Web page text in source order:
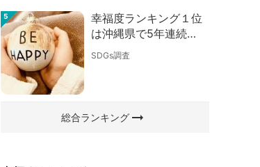
5
幸福度ランキング１位
は沖縄県で5年連続！
佐賀、愛知が順位上昇
【幸福度調査2026】
SDGs調査
総合ランキングarrow_right_alt